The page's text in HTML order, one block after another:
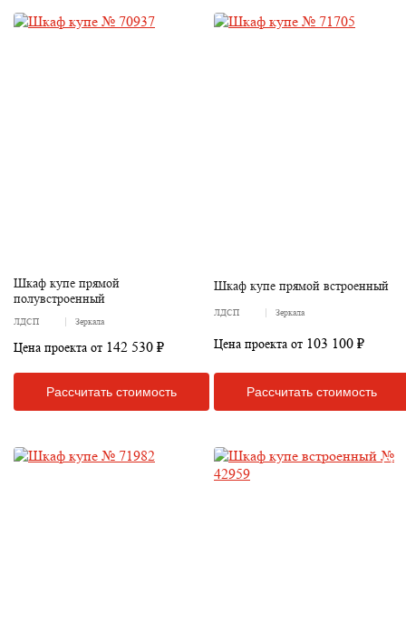
Шкаф купе прямой
полувстроенный
ЛДСП Зеркала
Цена проекта от 142 530 ₽
Рассчитать стоимость
Шкаф купе прямой встроенный
ЛДСП Зеркала
Цена проекта от 103 100 ₽
Рассчитать стоимость